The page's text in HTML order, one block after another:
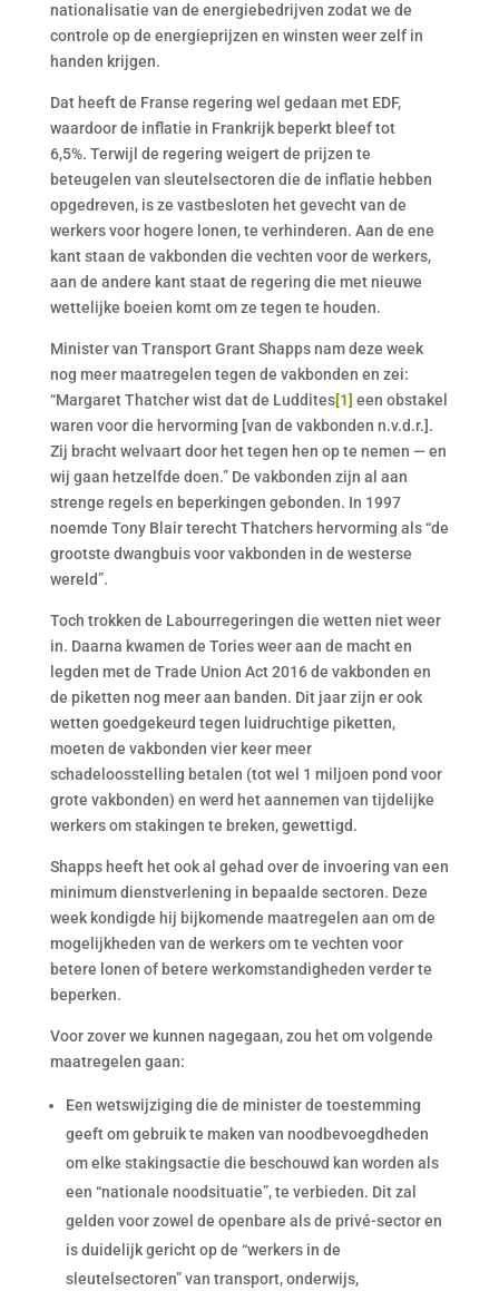
nationalisatie van de energiebedrijven zodat we de
controle op de energieprijzen en winsten weer zelf in
handen krijgen.
Dat heeft de Franse regering wel gedaan met EDF,
waardoor de inflatie in Frankrijk beperkt bleef tot
6,5%. Terwijl de regering weigert de prijzen te
beteugelen van sleutelsectoren die de inflatie hebben
opgedreven, is ze vastbesloten het gevecht van de
werkers voor hogere lonen, te verhinderen. Aan de ene
kant staan de vakbonden die vechten voor de werkers,
aan de andere kant staat de regering die met nieuwe
wettelijke boeien komt om ze tegen te houden.
Minister van Transport Grant Shapps nam deze week
nog meer maatregelen tegen de vakbonden en zei:
“Margaret Thatcher wist dat de Luddites[1] een obstakel
waren voor die hervorming [van de vakbonden n.v.d.r.].
Zij bracht welvaart door het tegen hen op te nemen — en
wij gaan hetzelfde doen.” De vakbonden zijn al aan
strenge regels en beperkingen gebonden. In 1997
noemde Tony Blair terecht Thatchers hervorming als “de
grootste dwangbuis voor vakbonden in de westerse
wereld”.
Toch trokken de Labourregeringen die wetten niet weer
in. Daarna kwamen de Tories weer aan de macht en
legden met de Trade Union Act 2016 de vakbonden en
de piketten nog meer aan banden. Dit jaar zijn er ook
wetten goedgekeurd tegen luidruchtige piketten,
moeten de vakbonden vier keer meer
schadeloosstelling betalen (tot wel 1 miljoen pond voor
grote vakbonden) en werd het aannemen van tijdelijke
werkers om stakingen te breken, gewettigd.
Shapps heeft het ook al gehad over de invoering van een
minimum dienstverlening in bepaalde sectoren. Deze
week kondigde hij bijkomende maatregelen aan om de
mogelijkheden van de werkers om te vechten voor
betere lonen of betere werkomstandigheden verder te
beperken.
Voor zover we kunnen nagegaan, zou het om volgende
maatregelen gaan:
Een wetswijziging die de minister de toestemming
geeft om gebruik te maken van noodbevoegdheden
om elke stakingsactie die beschouwd kan worden als
een “nationale noodsituatie”, te verbieden. Dit zal
gelden voor zowel de openbare als de privé-sector en
is duidelijk gericht op de “werkers in de
sleutelsectoren” van transport, onderwijs,